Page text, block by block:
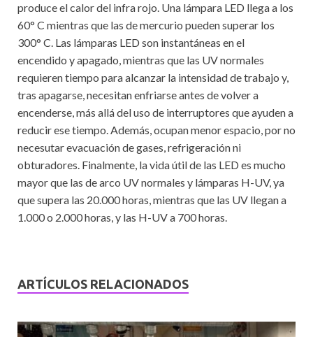
produce el calor del infra rojo. Una lámpara LED llega a los
60° C mientras que las de mercurio pueden superar los
300° C. Las lámparas LED son instantáneas en el
encendido y apagado, mientras que las UV normales
requieren tiempo para alcanzar la intensidad de trabajo y,
tras apagarse, necesitan enfriarse antes de volver a
encenderse, más allá del uso de interruptores que ayuden a
reducir ese tiempo. Además, ocupan menor espacio, por no
necesutar evacuación de gases, refrigeración ni
obturadores. Finalmente, la vida útil de las LED es mucho
mayor que las de arco UV normales y lámparas H-UV, ya
que supera las 20.000 horas, mientras que las UV llegan a
1.000 o 2.000 horas, y las H-UV a 700 horas.
ARTÍCULOS RELACIONADOS